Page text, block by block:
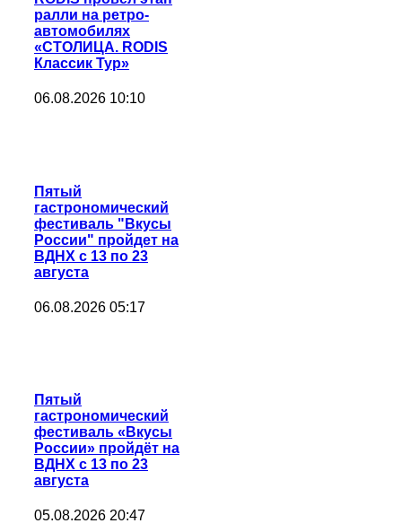
ралли на ретро-
автомобилях
«СТОЛИЦА. RODIS
Классик Тур»
06.08.2026 10:10
Пятый
гастрономический
фестиваль "Вкусы
России" пройдет на
ВДНХ с 13 по 23
августа
06.08.2026 05:17
Пятый
гастрономический
фестиваль «Вкусы
России» пройдёт на
ВДНХ с 13 по 23
августа
05.08.2026 20:47